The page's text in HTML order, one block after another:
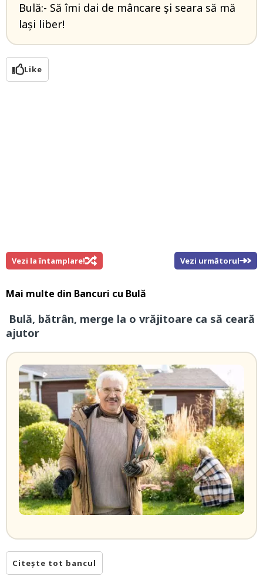
Bulă:- Să îmi dai de mâncare și seara să mă
lași liber!
Like
Vezi la întamplare! Vezi următorul
Mai multe din Bancuri cu Bulă
Bulă, bătrân, merge la o vrăjitoare ca să ceară
ajutor
Citește tot bancul